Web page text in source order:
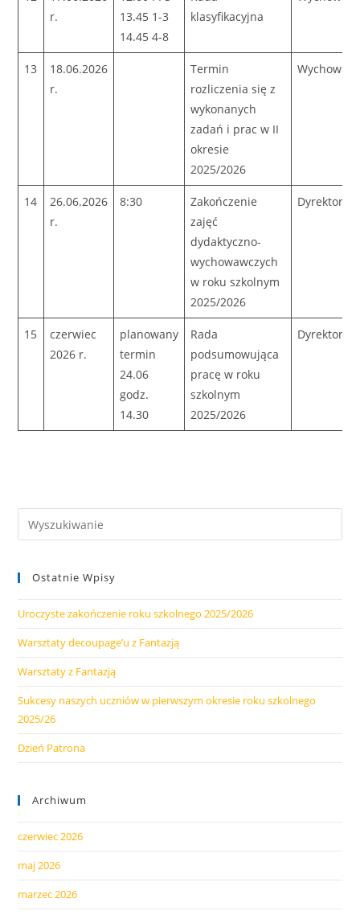
r.
13.45 1-3
14.45 4-8
klasyfikacyjna
13
18.06.2026
r.
Termin
rozliczenia się z
wykonanych
zadań i prac w II
okresie
2025/2026
14
26.06.2026
r.
8:30
Zakończenie
zajęć
dydaktyczno-
wychowawczych
w roku szkolnym
2025/2026
Dyrektor
15
czerwiec
2026 r.
planowany
termin
24.06
godz.
14.30
Rada
podsumowująca
pracę w roku
szkolnym
2025/2026
Dyrektor
Ostatnie Wpisy
Uroczyste zakończenie roku szkolnego 2025/2026
Warsztaty decoupage’u z Fantazją
Warsztaty z Fantazją
Sukcesy naszych uczniów w pierwszym okresie roku szkolnego
2025/26
Dzień Patrona
Archiwum
czerwiec 2026
maj 2026
marzec 2026